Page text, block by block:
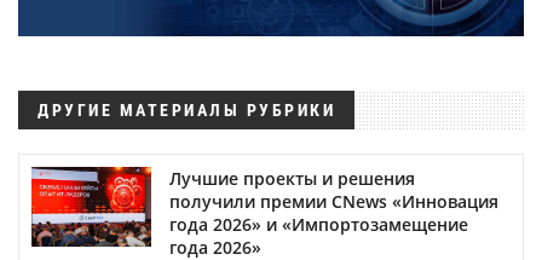
ДРУГИЕ МАТЕРИАЛЫ РУБРИКИ
Лучшие проекты и решения
получили премии CNews «Инновация
года 2026» и «Импортозамещение
года 2026»